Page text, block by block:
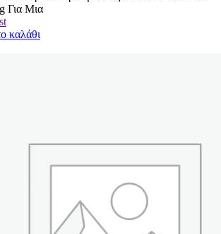
Για Μια
καλάθι